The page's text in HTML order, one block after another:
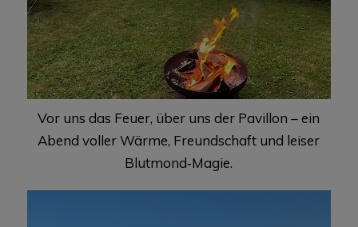
Vor uns das Feuer, über uns der Pavillon – ein
Abend voller Wärme, Freundschaft und leiser
Blutmond‑Magie.